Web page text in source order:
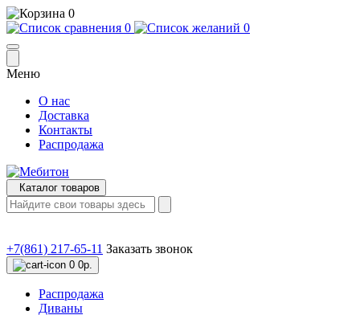
0
0
0
Меню
О нас
Доставка
Контакты
Распродажа
Каталог товаров
+7(861) 217-65-11 Заказать звонок
0 0р.
Распродажа
Диваны